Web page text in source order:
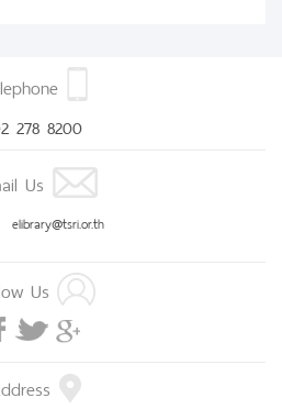
278 8200
Us
elibrary@tsri.or.th
Us